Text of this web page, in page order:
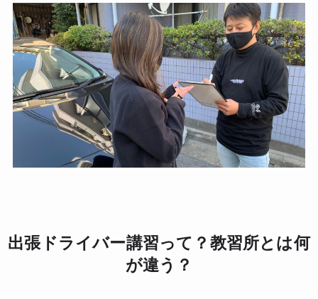
出張ドライバー講習って？教習所とは何
が違う？